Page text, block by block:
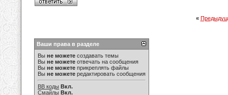
«
Ваши права в разделе
Вы не можете создавать темы
Вы не можете отвечать на сообщения
Вы не можете прикреплять файлы
Вы не можете редактировать сообщения
BB коды Вкл.
Смайлы Вкл.